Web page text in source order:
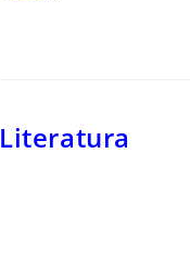
Literatura